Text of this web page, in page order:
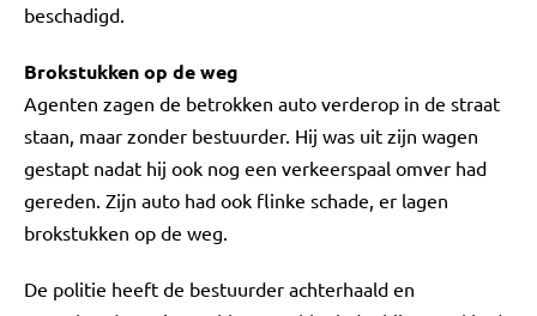
beschadigd.
Brokstukken op de weg
Agenten zagen de betrokken auto verderop in de straat
staan, maar zonder bestuurder. Hij was uit zijn wagen
gestapt nadat hij ook nog een verkeerspaal omver had
gereden. Zijn auto had ook flinke schade, er lagen
brokstukken op de weg.
De politie heeft de bestuurder achterhaald en